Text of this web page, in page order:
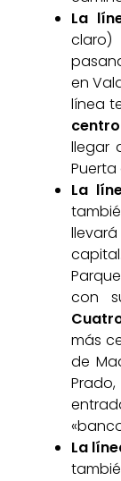
La
claro)
en
línea
llegar
Puerta
La
con
más
de
La